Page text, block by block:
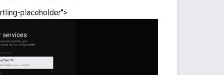
placeholder">